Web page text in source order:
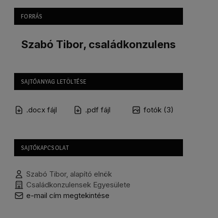
FORRÁS
Szabó Tibor, családkonzulens
SAJTÓANYAG LETÖLTÉSE
.docx fájl .pdf fájl fotók (3)
SAJTÓKAPCSOLAT
Szabó Tibor, alapító elnök
Családkonzulensek Egyesülete
e-mail cím megtekintése